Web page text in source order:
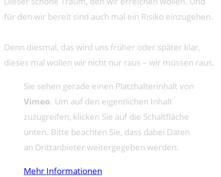
für den wir bereit sind auch mal ein Risiko einzugehen.
Denn diesmal, das wird uns früher oder später klar,
dieses mal wollen wir nicht nur raus – wir müssen raus.
Sie sehen gerade einen Platzhalterinhalt von
Vimeo. Um auf den eigentlichen Inhalt
zuzugreifen, klicken Sie auf die Schaltfläche
unten. Bitte beachten Sie, dass dabei Daten
an Drittanbieter weitergegeben werden.
Mehr Informationen